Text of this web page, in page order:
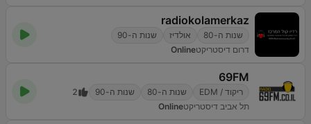
radiokolamerkaz
שנות ה-80 אולדיז
שנות ה-90
דרום דיסטריקטOnline
69FM
ריקוד / EDM שנות ה-80 שנות ה-90
2
תל אביב דיסטריקטOnline